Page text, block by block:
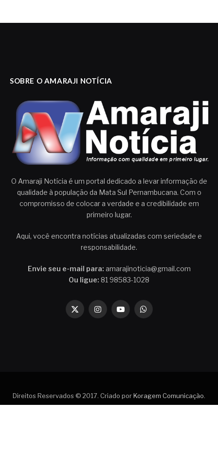
SOBRE O AMARAJI NOTÍCIA
O Amaraji Notícia é um portal dedicado a levar informação de
qualidade à população da Mata Sul Pernambucana. Com o
compromisso de colocar a verdade e a credibilidade em
primeiro lugar.
Aqui, você encontra notícias atualizadas com seriedade e
responsabilidade.
Envie seu e-mail para: amarajinoticia@gmail.com
Ou ligue: 81 98583-1028
X
InstagramYouTubeWhatsApp
Direitos Reservados © 2017. Criado porKoragem Comunicação.